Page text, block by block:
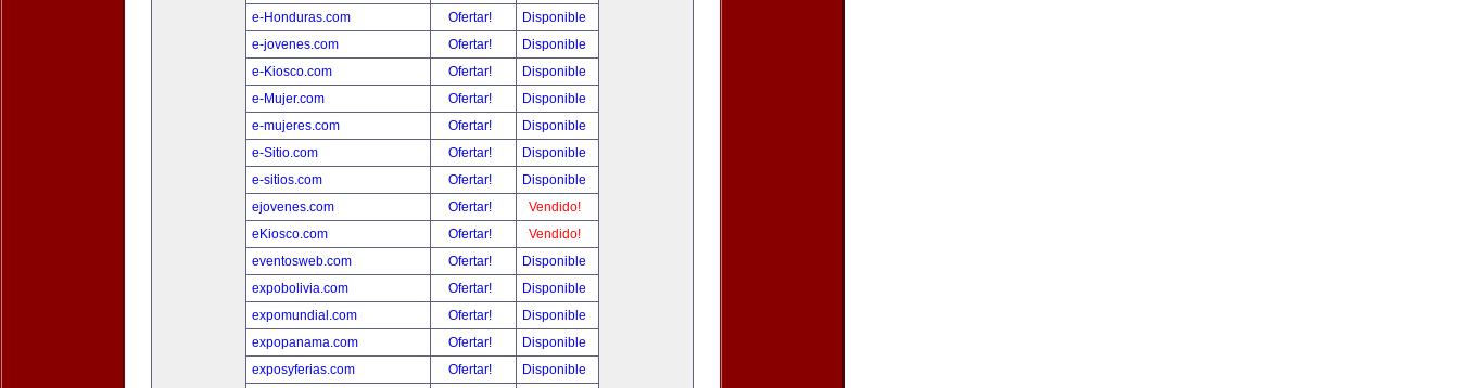
e-Honduras.com
Ofertar!
Disponible
e-jovenes.com
Ofertar!
Disponible
e-Kiosco.com
Ofertar!
Disponible
e-Mujer.com
Ofertar!
Disponible
e-mujeres.com
Ofertar!
Disponible
e-Sitio.com
Ofertar!
Disponible
e-sitios.com
Ofertar!
Disponible
ejovenes.com
Ofertar!
Vendido!
eKiosco.com
Ofertar!
Vendido!
eventosweb.com
Ofertar!
Disponible
expobolivia.com
Ofertar!
Disponible
expomundial.com
Ofertar!
Disponible
expopanama.com
Ofertar!
Disponible
exposyferias.com
Ofertar!
Disponible